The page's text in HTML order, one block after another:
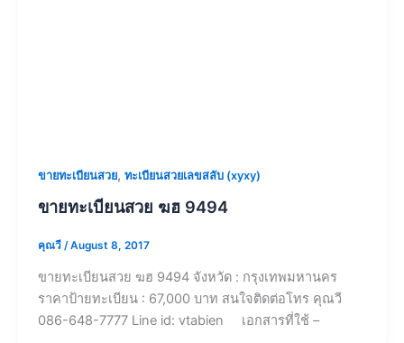
ขายทะเบียนสวย, ทะเบียนสวยเลขสลับ (xyxy)
ขายทะเบียนสวย ฆฮ 9494
คุณวี /August 8, 2017
ขายทะเบียนสวย ฆฮ 9494 จังหวัด : กรุงเทพมหานคร
ราคาป้ายทะเบียน : 67,000 บาท สนใจติดต่อโทร คุณวี
086-648-7777 Line id: vtabien เอกสารที่ใช้ –